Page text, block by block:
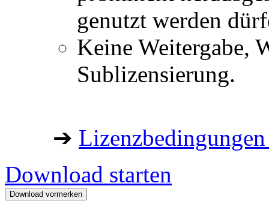
genutzt werden
Keine Weitergabe,
Sublizensierung.
➔
Download starten